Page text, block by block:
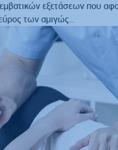
εξετάσεων που
των αμιγώς...